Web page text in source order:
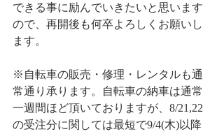
できる事に励んでいきたいと思います
ので、再開後も何卒よろしくお願いし
ます。
※自転車の販売・修理・レンタルも通
常通り承ります。自転車の納車は通常
一週間ほど頂いておりますが、8/21,22
の受注分に関しては最短で9/4(木)以降